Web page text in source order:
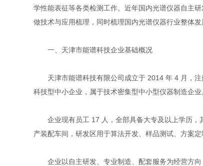
学性能表征等各类检测工作。近年国内光谱仪器自主
做技术与应用梳理，同时梳理国内光谱仪器行业整体发
一、天津市能谱科技企业基础概况
天津市能谱科技有限公司成立于 2014 年 4 月，注
科技型中小企业，属于技术密集型中小型仪器制造企业
企业现有员工 17 人，全部具备大专及以上学历，
产装配车间，研发区用于算法开发、样品测试、方案
企业以自主研发、专业制造、配套服务为经营方向